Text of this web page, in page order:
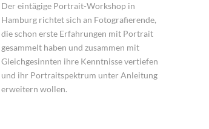
Der eintägige Portrait-Workshop in
Hamburg richtet sich an Fotografierende,
die schon erste Erfahrungen mit Portrait
gesammelt haben und zusammen mit
Gleichgesinnten ihre Kenntnisse vertiefen
und ihr Portraitspektrum unter Anleitung
erweitern wollen.